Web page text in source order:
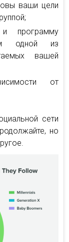
ваши цели
программу
одной из
вашей
от
сети
но